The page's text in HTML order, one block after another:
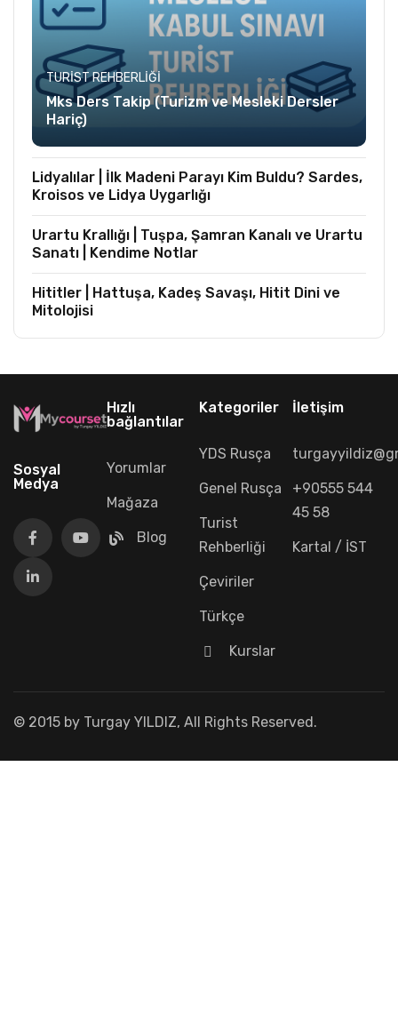
TURIST REHBERLIĞI
Mks Ders Takip (Turizm ve Mesleki Dersler
Hariç)
Lidyalılar | İlk Madeni Parayı Kim Buldu? Sardes,
Kroisos ve Lidya Uygarlığı
Urartu Krallığı | Tuşpa, Şamran Kanalı ve Urartu
Sanatı | Kendime Notlar
Hititler | Hattuşa, Kadeş Savaşı, Hitit Dini ve
Mitolojisi
Sosyal
Medya
Hızlı
bağlantılar
Yorumlar
Mağaza
Blog
Kategoriler
YDS Rusça
Genel Rusça
Turist
Rehberliği
Çeviriler
Türkçe
Kurslar
İletişim
+90555 544
45 58
Kartal / İST
© 2015 by Turgay YILDIZ, All Rights Reserved.